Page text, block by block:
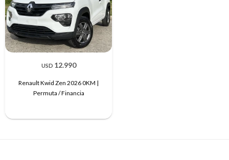
USD 12.990
Renault Kwid Zen 2026 0KM |
Permuta / Financia